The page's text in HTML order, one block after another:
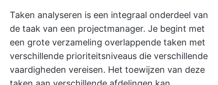
Taken analyseren is een integraal onderdeel van
de taak van een projectmanager. Je begint met
een grote verzameling overlappende taken met
verschillende prioriteitsniveaus die verschillende
vaardigheden vereisen. Het toewijzen van deze